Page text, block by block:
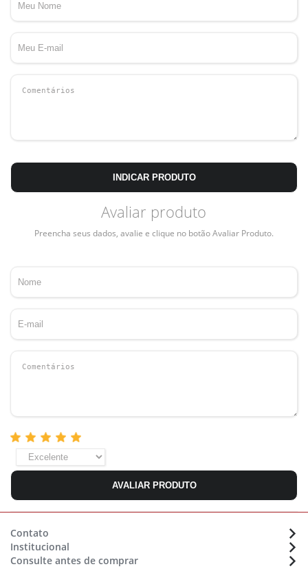
INDICAR PRODUTO
Avaliar produto
Preencha seus dados, avalie e clique no botão Avaliar Produto.
AVALIAR PRODUTO
Contato
Atendimento:(48) 36470633
Institucional
Sobre a Eletrolar
Consulte antes de comprar